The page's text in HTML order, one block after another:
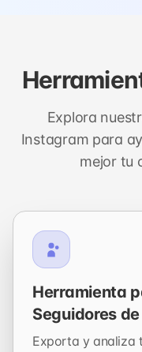
Explora
Instagram para
mejor tu
Herramienta
Seguidores de
Exporta y analiza